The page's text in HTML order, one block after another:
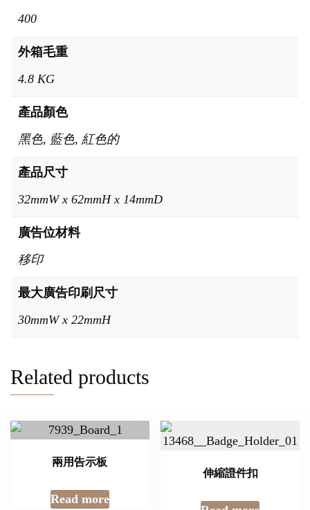
400
外箱毛重
4.8 KG
產品顏色
黑色, 藍色, 紅色的
產品尺寸
32mmW x 62mmH x 14mmD
廣告位材料
移印
最大廣告印刷尺寸
30mmW x 22mmH
Related products
兩用告示板
Read more
伸縮證件扣